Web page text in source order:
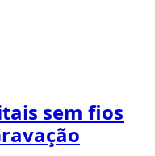
sem fios